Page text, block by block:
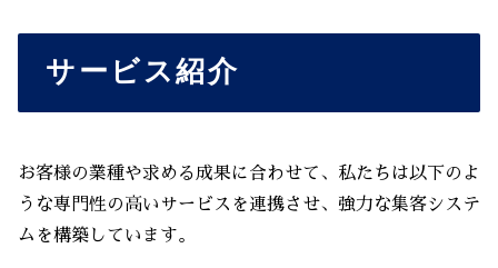
サービス紹介
お客様の業種や求める成果に合わせて、私たちは以下のよ
うな専門性の高いサービスを連携させ、強力な集客システ
ムを構築しています。